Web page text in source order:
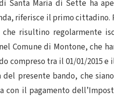
Santa Maria di Sette ha
riferisce il primo cittadino.
risultino regolarmente
Comune di Montone, che
compreso tra il 01/01/2015 e
presente bando, che
il pagamento